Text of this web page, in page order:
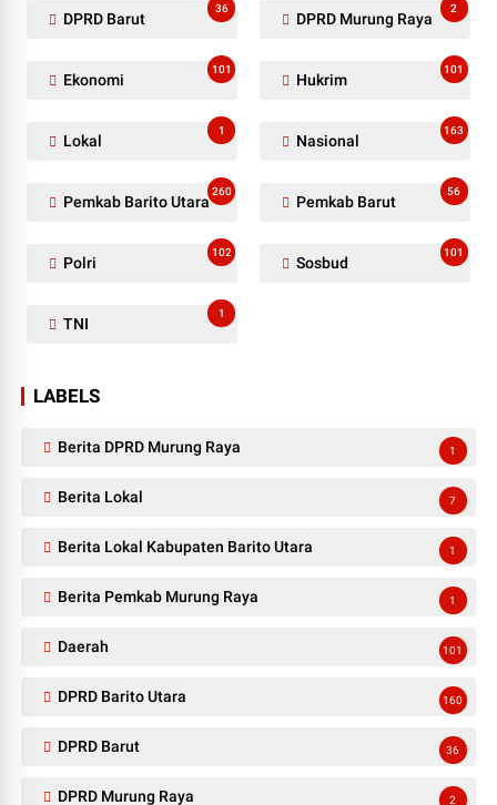
DPRD Barut
36
DPRD Murung Raya
2
Ekonomi
101
Hukrim
101
Lokal
1
Nasional
163
Pemkab Barito Utara
260
Pemkab Barut
56
Polri
102
Sosbud
101
TNI
1
LABELS
Berita DPRD Murung Raya 1
Berita Lokal 7
Berita Lokal Kabupaten Barito Utara 1
Berita Pemkab Murung Raya 1
Daerah 101
DPRD Barito Utara 160
DPRD Barut 36
DPRD Murung Raya 2